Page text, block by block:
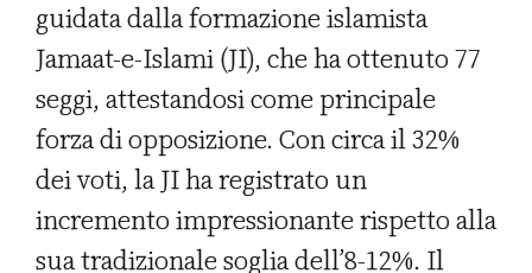
guidata dalla formazione islamista
Jamaat-e-Islami (JI), che ha ottenuto 77
seggi, attestandosi come principale
forza di opposizione. Con circa il 32%
dei voti, la JI ha registrato un
incremento impressionante rispetto alla
sua tradizionale soglia dell’8-12%. Il